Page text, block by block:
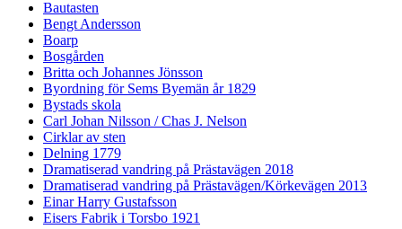
Bautasten
Bengt Andersson
Boarp
Bosgården
Britta och Johannes Jönsson
Byordning för Sems Byemän år 1829
Bystads skola
Carl Johan Nilsson / Chas J. Nelson
Cirklar av sten
Delning 1779
Dramatiserad vandring på Prästavägen 2018
Dramatiserad vandring på Prästavägen/Körkevägen 2013
Einar Harry Gustafsson
Eisers Fabrik i Torsbo 1921